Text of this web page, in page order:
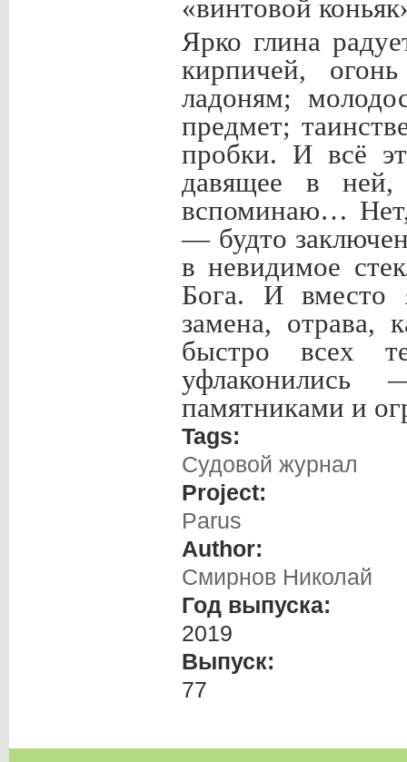
«винтовой
Ярко глина
кирпичей,
ладоням;
предмет;
пробки. И всё
давящее в ней,
вспоминаю…
— будто
в невидимое
Бога. И вместо
замена, отрава,
быстро всех
памятниками и
Tags:
Судовой журнал
Project:
Parus
Author:
Смирнов Николай
Год выпуска:
2019
Выпуск:
77